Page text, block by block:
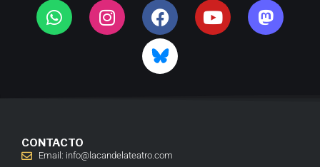
CONTACTO
Email: info@lacandelateatro.com